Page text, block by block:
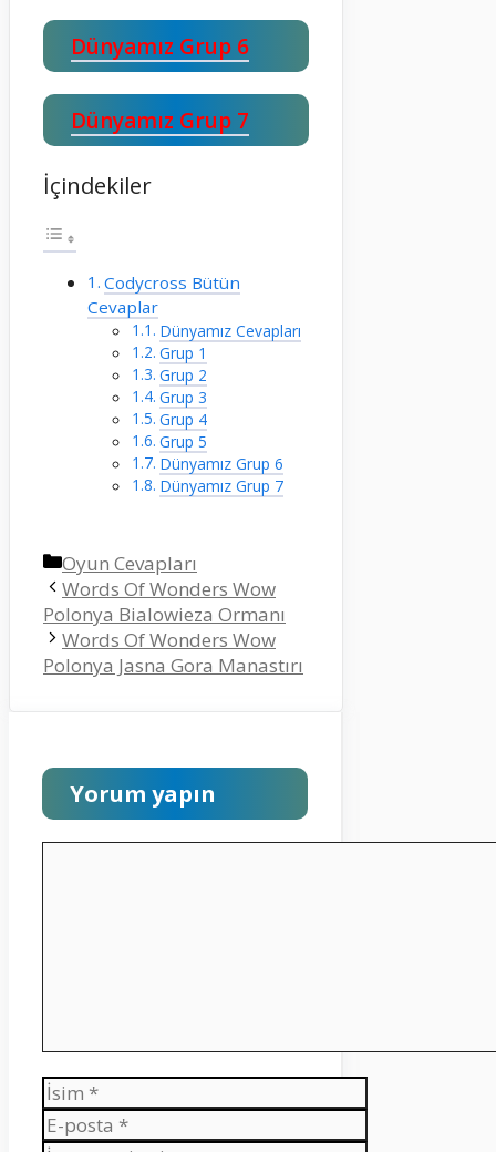
Dünyamız Grup 6
Dünyamız Grup 7
İçindekiler
Codycross Bütün
Cevaplar
Dünyamız Cevapları
Grup 1
Grup 2
Grup 3
Grup 4
Grup 5
Dünyamız Grup 6
Dünyamız Grup 7
Kategoriler
Oyun Cevapları
Words Of Wonders Wow
Polonya Bialowieza Ormanı
Words Of Wonders Wow
Polonya Jasna Gora Manastırı
Yorum yapın
İsim
E-
posta